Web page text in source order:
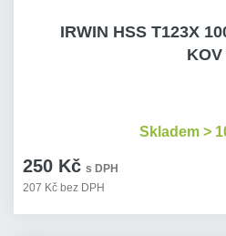
IRWIN HSS T123X
KOV
250 Kč s DPH
207 Kč bez DPH
Skladem >